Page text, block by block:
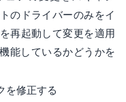
のドライバーのみをイ
再起動して変更を適用
能しているかどうかを
を修正する